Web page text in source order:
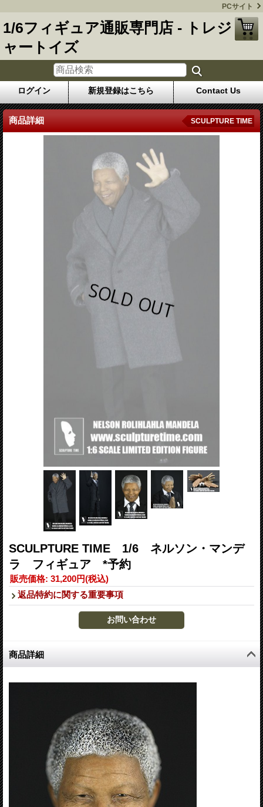
PCサイト
1/6フィギュア通販専門店 - トレジ
ャートイズ
ログイン 新規登録はこちら Contact Us
商品詳細 SCULPTURE TIME
SCULPTURE TIME 1/6 ネルソン・マンデ
ラ フィギュア *予約
販売価格: 31,200円(税込)
返品特約に関する重要事項
商品詳細